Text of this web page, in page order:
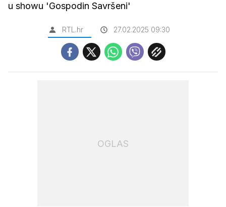
u showu 'Gospodin Savršeni'
RTL.hr 27.02.2025 09:30
OGLAS